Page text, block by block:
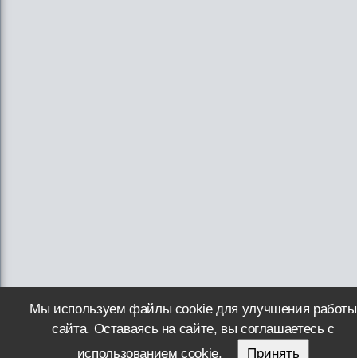
Мы используем файлы cookie для улучшения работы
сайта. Оставаясь на сайте, вы соглашаетесь с
использованием cookie.
Принять